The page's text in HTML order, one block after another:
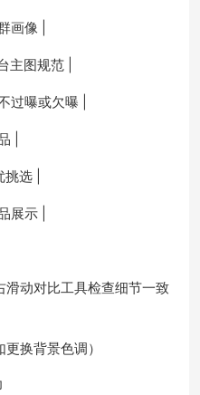
画像 |
主图规范 |
过曝或欠曝 |
|
选 |
展示 |
动对比工具检查细节一致
换背景色调）